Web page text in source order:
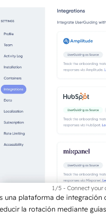
1/5 - Connect your
una plataforma de
la rotación mediante